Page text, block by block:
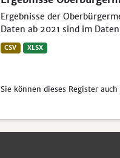
Ergebnisse der
Daten ab 2021 sind im
CSV XLSX
Sie können dieses Register auch